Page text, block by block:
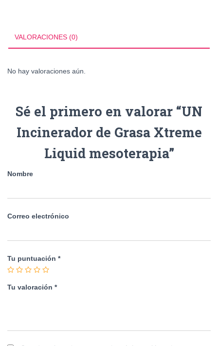
VALORACIONES (0)
No hay valoraciones aún.
Sé el primero en valorar “UN
Incinerador de Grasa Xtreme
Liquid mesoterapia”
Nombre
Correo electrónico
Tu puntuación *
Tu valoración *